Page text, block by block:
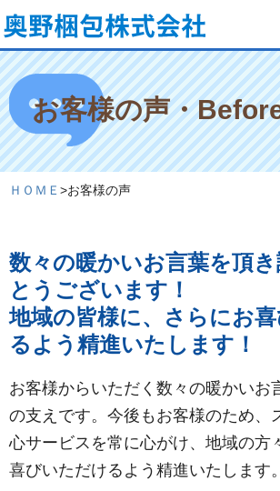
お客様の声・
ＨＯＭＥ >お客様の声
数々の暖かいお言葉を頂
とうございます！
地域の皆様に、さらにお
るよう精進いたします！
お客様からいただく数々の暖かいお
の支えです。今後もお客様のため、
心サービスを常に心がけ、地域の方
喜びいただけるよう精進いたします。